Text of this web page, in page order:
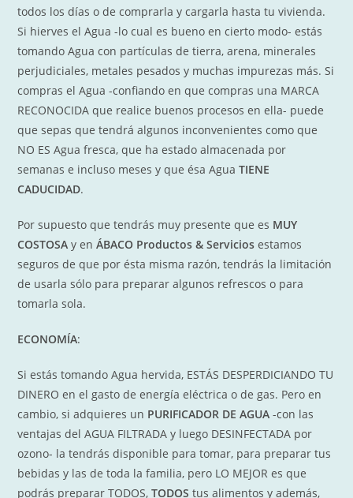
todos los días o de comprarla y cargarla hasta tu vivienda.
Si hierves el Agua -lo cual es bueno en cierto modo- estás
tomando Agua con partículas de tierra, arena, minerales
perjudiciales, metales pesados y muchas impurezas más. Si
compras el Agua -confiando en que compras una MARCA
RECONOCIDA que realice buenos procesos en ella- puede
que sepas que tendrá algunos inconvenientes como que
NO ES Agua fresca, que ha estado almacenada por
semanas e incluso meses y que ésa AguaTIENE
CADUCIDAD.
Por supuesto que tendrás muy presente que es MUY
COSTOSA y enÁBACO Productos & Servicios estamos
seguros de que por ésta misma razón, tendrás la limitación
de usarla sólo para preparar algunos refrescos o para
tomarla sola.
ECONOMÍA:
Si estás tomando Agua hervida, ESTÁS DESPERDICIANDO TU
DINERO en el gasto de energía eléctrica o de gas. Pero en
cambio, si adquieres un PURIFICADOR DE AGUA -con las
ventajas del AGUA FILTRADA y luego DESINFECTADA por
ozono- la tendrás disponible para tomar, para preparar tus
bebidas y las de toda la familia, pero LO MEJOR es que
podrás preparar TODOS,TODOS tus alimentos y además,